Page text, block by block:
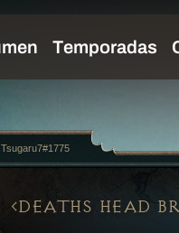
DEATHS HEAD
Tsugaru7#1775